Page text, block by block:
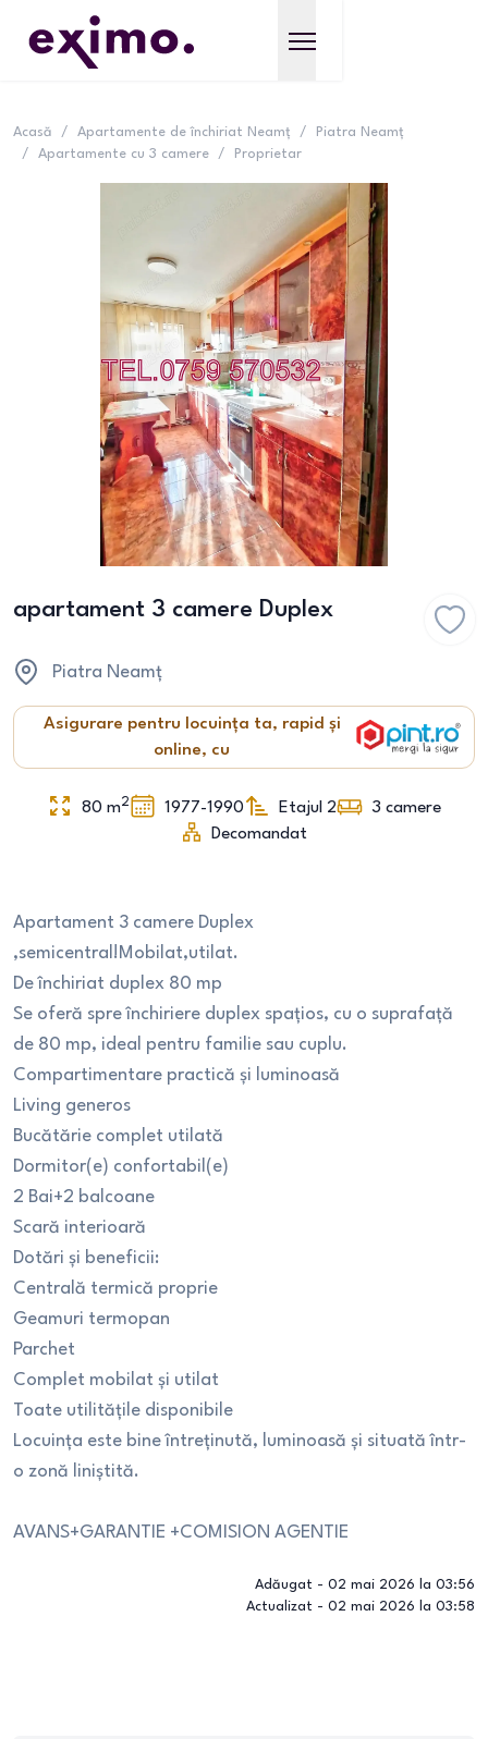
Acasă / Apartamente de închiriat Neamț /
Piatra Neamț
/
Apartamente cu 3 camere / Proprietar
apartament 3 camere Duplex
Piatra Neamț
Asigurare pentru locuința ta, rapid și
online, cu
80 m2 1977-1990 Etajul 2 3 camere
Decomandat
Apartament 3 camere Duplex
,semicentral!Mobilat,utilat.
De închiriat duplex 80 mp
Se oferă spre închiriere duplex spațios, cu o suprafață
de 80 mp, ideal pentru familie sau cuplu.
Compartimentare practică și luminoasă
Living generos
Bucătărie complet utilată
Dormitor(e) confortabil(e)
2 Bai+2 balcoane
Scară interioară
Dotări și beneficii:
Centrală termică proprie
Geamuri termopan
Parchet
Complet mobilat și utilat
Toate utilitățile disponibile
Locuința este bine întreținută, luminoasă și situată într-
o zonă liniștită.
AVANS+GARANTIE +COMISION AGENTIE
Adăugat - 02 mai 2026 la 03:56
Actualizat - 02 mai 2026 la 03:58